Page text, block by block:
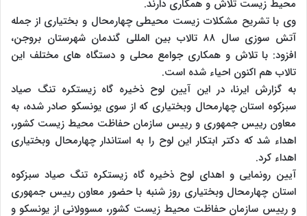
محیط زیست تلاش و همکاری دارند.
وی با تشریح مشکلات زیست محیطی چهارمحال و بختیاری از جمله
آتش سوزی سال ۸۸ تالاب بین المللی گندمان شهرستان بروجن،
افزود: با تلاش و همکاری جوامع محلی و دستگاه های مختلف این
تالاب هم اکنون احیاء شده است.
به گزارش ایرنا، در این آیین لوح ذخیره گاه زیستکره تنگ صیاد
سبزکوه استان چهارمحال وبختیاری که از سوی یونسکو صادر شده، ‌به
معاون رییس جمهوری و رییس سازمان حفاظت محیط زیست کشور،
اهداء شد که دکتر ابتکار این لوح را به استاندار چهارمحال وبختیاری
اهداء کرد.
آیین رونمایی و اهدای لوح ذخیره گاه زیستکره تنگ صیاد سبزکوه
استان چهارمحال وبختیاری روز شنبه با حضور معاون رییس جمهوری
و رییس سازمان حفاظت محیط زیست کشور، مسوولانی از یونسکو و